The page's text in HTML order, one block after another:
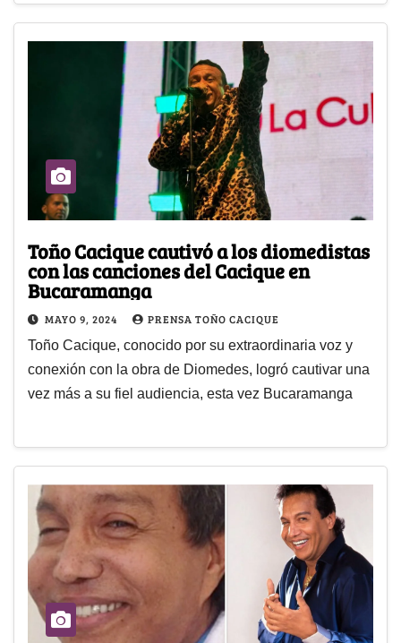
Toño Cacique cautivó a los diomedistas
con las canciones del Cacique en
Bucaramanga
MAYO 9, 2024 PRENSA TOÑO CACIQUE
Toño Cacique, conocido por su extraordinaria voz y
conexión con la obra de Diomedes, logró cautivar una
vez más a su fiel audiencia, esta vez Bucaramanga